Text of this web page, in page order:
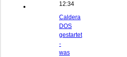
12:34
Caldera
DOS
gestartet
-
was